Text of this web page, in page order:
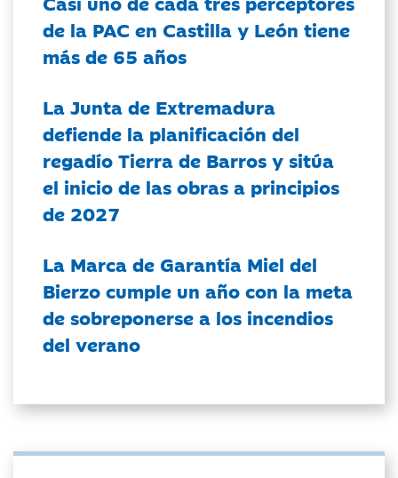
de la PAC en Castilla y León tiene
más de 65 años
La Junta de Extremadura
defiende la planificación del
regadío Tierra de Barros y sitúa
el inicio de las obras a principios
de 2027
La Marca de Garantía Miel del
Bierzo cumple un año con la meta
de sobreponerse a los incendios
del verano